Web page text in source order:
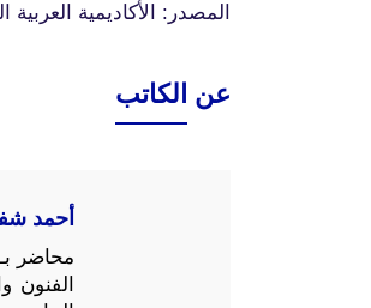
المصدر: الأكاديمية العربية
عن الكاتب
أحمد
محاضر